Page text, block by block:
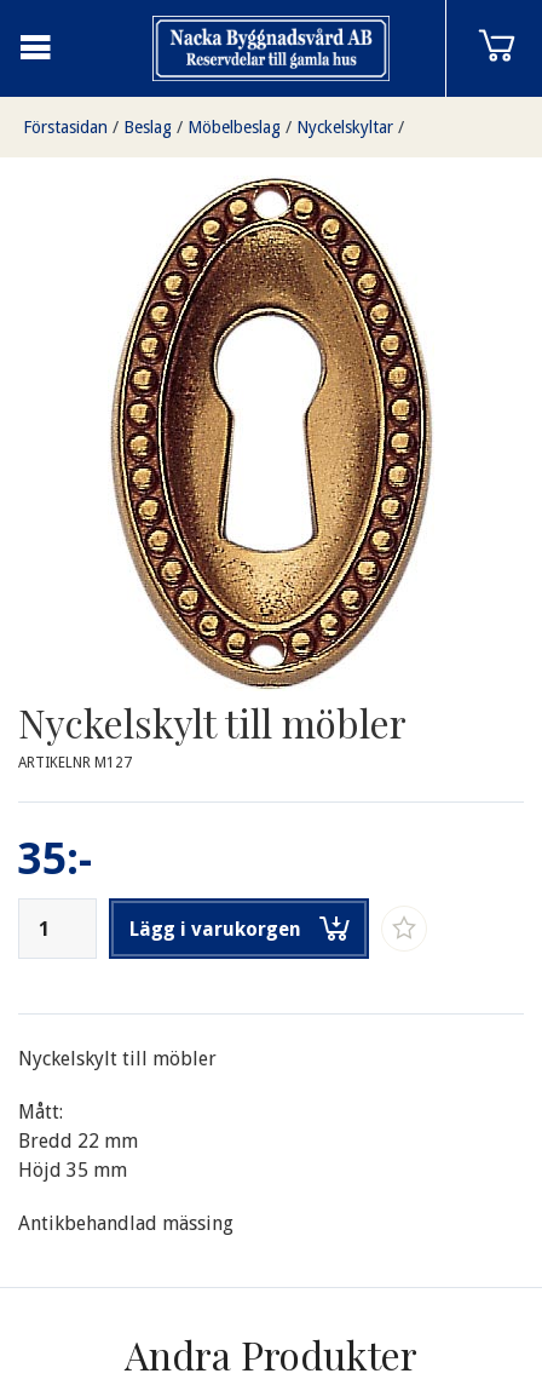
Förstasidan / Beslag / Möbelbeslag / Nyckelskyltar /
Nyckelskylt till möbler
ARTIKELNR M127
35:-
Lägg i varukorgen
Nyckelskylt till möbler
Mått:
Bredd 22 mm
Höjd 35 mm
Antikbehandlad mässing
Andra Produkter